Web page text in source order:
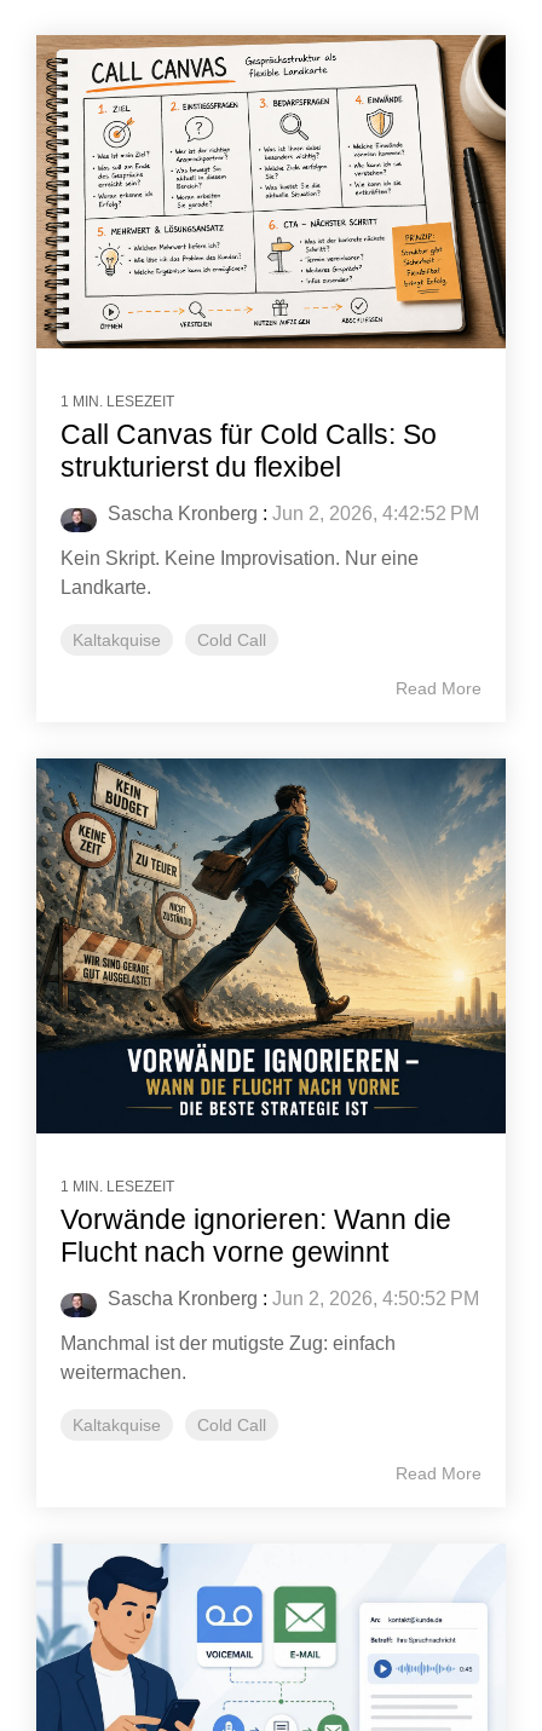
1 MIN. LESEZEIT
Call Canvas für Cold Calls: So
strukturierst du flexibel
Sascha Kronberg : Jun 2, 2026, 4:42:52 PM
Kein Skript. Keine Improvisation. Nur eine
Landkarte.
Kaltakquise Cold Call
Read More
1 MIN. LESEZEIT
Vorwände ignorieren: Wann die
Flucht nach vorne gewinnt
Sascha Kronberg : Jun 2, 2026, 4:50:52 PM
Manchmal ist der mutigste Zug: einfach
weitermachen.
Kaltakquise Cold Call
Read More